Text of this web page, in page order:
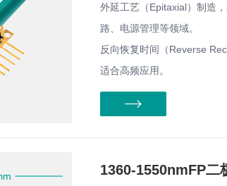
外延工艺（Epitaxial）制造
路、电源管理等领域。
反向恢复时间（Reverse
适合高频应用。
1360-1550nmFP二